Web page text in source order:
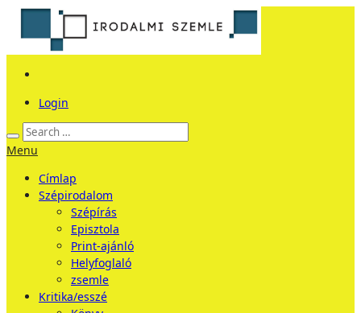
Login
Menu
Címlap
Szépirodalom
Szépírás
Episztola
Print-ajánló
Helyfoglaló
zsemle
Kritika/esszé